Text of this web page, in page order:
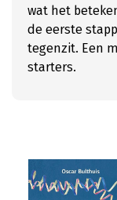
wat het
de eerste
tegenzit. Een
starters.